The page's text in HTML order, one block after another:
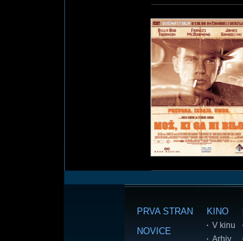
PRVA STRAN
NOVICE
KINO
V kinu
Arhiv